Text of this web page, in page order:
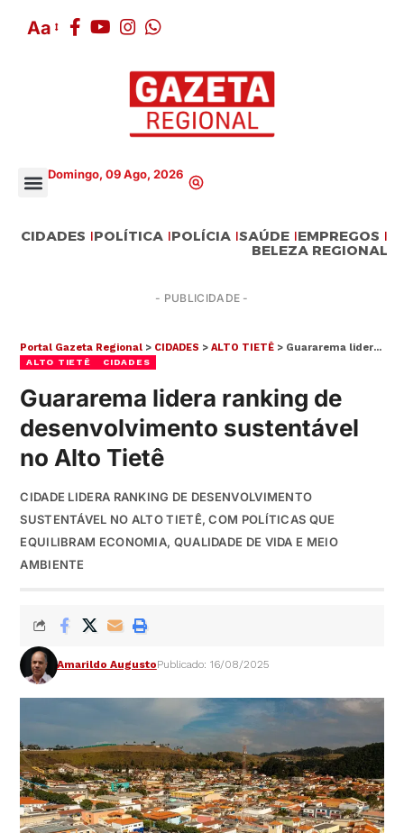
Aa
Domingo, 09 Ago, 2026
CIDADES POLÍTICA POLÍCIA SAÚDE EMPREGOS
BELEZA REGIONAL
- PUBLICIDADE -
Portal Gazeta Regional > CIDADES >ALTO TIETÊ > Guararema lidera ranking de desenvolvimento sustentável no Alto Tietê
ALTO TIETÊ CIDADES
Guararema lidera ranking de
desenvolvimento sustentável
no Alto Tietê
CIDADE LIDERA RANKING DE DESENVOLVIMENTO
SUSTENTÁVEL NO ALTO TIETÊ, COM POLÍTICAS QUE
EQUILIBRAM ECONOMIA, QUALIDADE DE VIDA E MEIO
AMBIENTE
Amarildo AugustoPublicado: 16/08/2025